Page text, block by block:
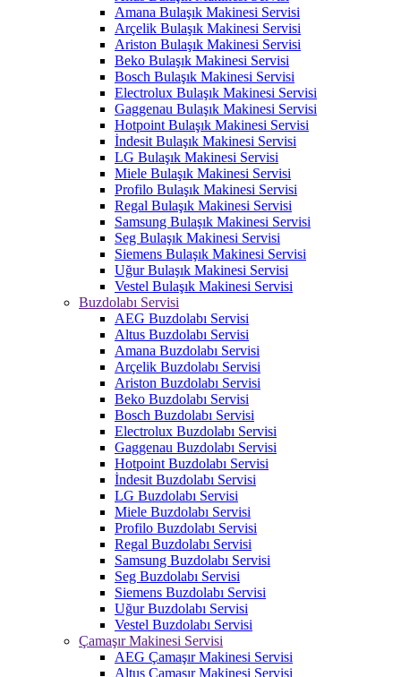
Amana Bulaşık Makinesi Servisi
Arçelik Bulaşık Makinesi Servisi
Ariston Bulaşık Makinesi Servisi
Beko Bulaşık Makinesi Servisi
Bosch Bulaşık Makinesi Servisi
Electrolux Bulaşık Makinesi Servisi
Gaggenau Bulaşık Makinesi Servisi
Hotpoint Bulaşık Makinesi Servisi
İndesit Bulaşık Makinesi Servisi
LG Bulaşık Makinesi Servisi
Miele Bulaşık Makinesi Servisi
Profilo Bulaşık Makinesi Servisi
Regal Bulaşık Makinesi Servisi
Samsung Bulaşık Makinesi Servisi
Seg Bulaşık Makinesi Servisi
Siemens Bulaşık Makinesi Servisi
Uğur Bulaşık Makinesi Servisi
Vestel Bulaşık Makinesi Servisi
Buzdolabı Servisi
AEG Buzdolabı Servisi
Altus Buzdolabı Servisi
Amana Buzdolabı Servisi
Arçelik Buzdolabı Servisi
Ariston Buzdolabı Servisi
Beko Buzdolabı Servisi
Bosch Buzdolabı Servisi
Electrolux Buzdolabı Servisi
Gaggenau Buzdolabı Servisi
Hotpoint Buzdolabı Servisi
İndesit Buzdolabı Servisi
LG Buzdolabı Servisi
Miele Buzdolabı Servisi
Profilo Buzdolabı Servisi
Regal Buzdolabı Servisi
Samsung Buzdolabı Servisi
Seg Buzdolabı Servisi
Siemens Buzdolabı Servisi
Uğur Buzdolabı Servisi
Vestel Buzdolabı Servisi
Çamaşır Makinesi Servisi
AEG Çamaşır Makinesi Servisi
Altus Çamaşır Makinesi Servisi